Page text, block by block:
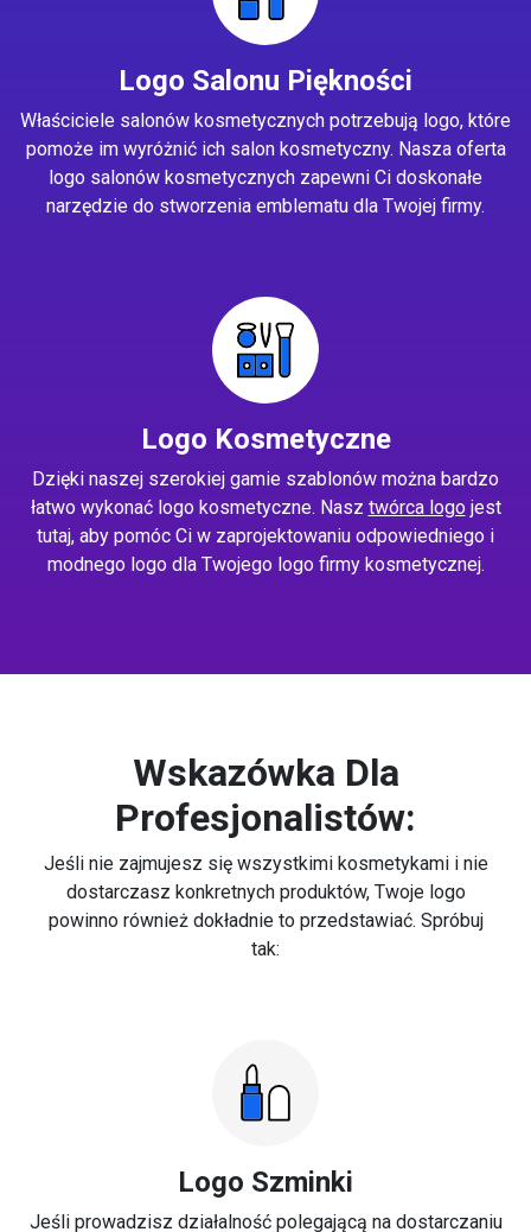
Logo Salonu Piękności
Właściciele salonów kosmetycznych potrzebują logo, które
pomoże im wyróżnić ich salon kosmetyczny. Nasza oferta
logo salonów kosmetycznych zapewni Ci doskonałe
narzędzie do stworzenia emblematu dla Twojej firmy.
Logo Kosmetyczne
Dzięki naszej szerokiej gamie szablonów można bardzo
łatwo wykonać logo kosmetyczne. Nasz twórca logojest
tutaj, aby pomóc Ci w zaprojektowaniu odpowiedniego i
modnego logo dla Twojego logo firmy kosmetycznej.
Wskazówka Dla
Profesjonalistów:
Jeśli nie zajmujesz się wszystkimi kosmetykami i nie
dostarczasz konkretnych produktów, Twoje logo
powinno również dokładnie to przedstawiać. Spróbuj
tak:
Logo Szminki
Jeśli prowadzisz działalność polegającą na dostarczaniu